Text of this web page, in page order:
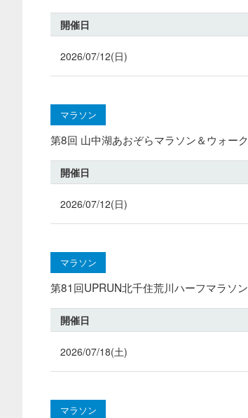
開催日
2026/07/12(日)
マラソン
第8回 山中湖あおぞらマラソン＆ウォーク
開催日
2026/07/12(日)
マラソン
第81回UPRUN北千住荒川ハーフマラソン
開催日
2026/07/18(土)
マラソン